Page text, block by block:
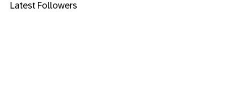
Latest Followers